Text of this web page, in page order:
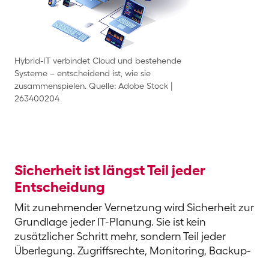
Hybrid-IT verbindet Cloud und bestehende
Systeme – entscheidend ist, wie sie
zusammenspielen. Quelle: Adobe Stock |
263400204
Sicherheit ist längst Teil jeder
Entscheidung
Mit zunehmender Vernetzung wird Sicherheit zur
Grundlage jeder IT-Planung. Sie ist kein
zusätzlicher Schritt mehr, sondern Teil jeder
Überlegung. Zugriffsrechte, Monitoring, Backup-